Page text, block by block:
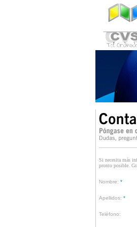
Si necesita más
pronto posible.
Nombre: *
Apellidos: *
Teléfono: